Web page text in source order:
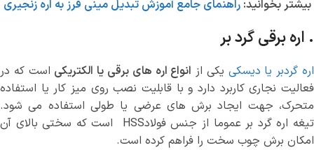
بیشتر بخوانید:راهنمای جامع آموزش تبدیل مینی فرز به اره زنجیری
. اره برقی گرد بر
اره گردبر یا دیسکی یکی از انواع اره های برقی یا الکتریکی است که در
فعالیت نجاری کاربرد دارد و با قابلیت نصب روی میز کار یا استفاده
متحرک، جهت ایجاد برش های عرضی یا طولی استفاده می شود.
تیغه اره گرد بر عموما از جنس فولادHSS است که سختی بالای آن
امکان برش چوب سخت را فراهم کرده است.